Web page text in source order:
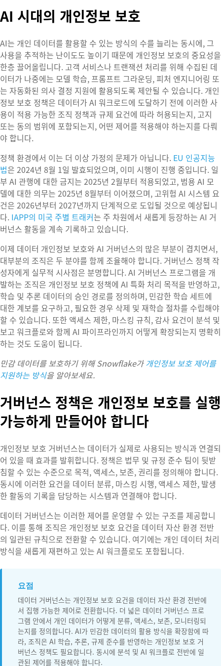
AI 시대의 개인정보 보호
AI는 개인 데이터를 활용할 수 있는 방식의 수를 늘리는 동시에, 그
사용을 추적하는 난이도도 높이기 때문에 개인정보 보호의 중요성을
한층 끌어올립니다. 고객 서비스나 트랜잭션 처리를 위해 수집된 데
이터가 나중에는 모델 학습, 프롬프트 그라운딩, 피처 엔지니어링 또
는 자동화된 의사 결정 지원에 활용되도록 제안될 수 있습니다. 개인
정보 보호 정책은 데이터가 AI 워크로드에 도달하기 전에 이러한 사
용이 적용 가능한 조직 정책과 규제 요건에 따라 허용되는지, 고지
또는 동의 범위에 포함되는지, 어떤 제어를 적용해야 하는지를 다뤄
야 합니다.
정책 환경에서 이는 더 이상 가정의 문제가 아닙니다. EU 인공지능
법은 2024년 8월 1일 발효되었으며, 이미 시행이 진행 중입니다. 일
부 AI 관행에 대한 금지는 2025년 2월부터 적용되었고, 범용 AI 모
델에 대한 의무는 2025년 8월부터 이어졌으며, 고위험 AI 시스템 요
건은 2026년부터 2027년까지 단계적으로 도입될 것으로 예상됩니
다. IAPP의 미국 주별 트래커는 주 차원에서 새롭게 등장하는 AI 거
버넌스 활동을 계속 기록하고 있습니다.
이제 데이터 개인정보 보호와 AI 거버넌스의 많은 부분이 겹치면서,
대부분의 조직은 두 분야를 함께 조율해야 합니다. 거버넌스 정책 작
성자에게 실무적 시사점은 분명합니다. AI 거버넌스 프로그램을 개
발하는 조직은 개인정보 보호 정책에 AI 특화 처리 목적을 반영하고,
학습 및 추론 데이터의 승인 경로를 정의하며, 민감한 학습 세트에
대한 계보를 요구하고, 필요한 경우 삭제 및 재학습 절차를 수립해야
할 수 있습니다. 또한 액세스 제한, 마스킹 규칙, 감사 요건이 분석 및
보고 워크플로와 함께 AI 파이프라인까지 어떻게 확장되는지 명확히
하는 것도 도움이 됩니다.
민감 데이터를 보호하기 위해 Snowflake가개인정보 보호 제어를
지원하는 방식을 알아보세요.
거버넌스 정책은 개인정보 보호를 실행
가능하게 만들어야 합니다
개인정보 보호 거버넌스는 데이터가 실제로 사용되는 방식과 연결되
어 있을 때 효과를 발휘합니다. 정책은 법무 및 규정 준수 팀이 뒷받
침할 수 있는 수준으로 목적, 액세스, 보존, 권리를 정의해야 합니다.
동시에 이러한 요건을 데이터 분류, 마스킹 시행, 액세스 제한, 발생
한 활동의 기록을 담당하는 시스템과 연결해야 합니다.
데이터 거버넌스는 이러한 제어를 운영할 수 있는 구조를 제공합니
다. 이를 통해 조직은 개인정보 보호 요건을 데이터 자산 환경 전반
의 일관된 규칙으로 전환할 수 있습니다. 여기에는 개인 데이터 처리
방식을 새롭게 재편하고 있는 AI 워크플로도 포함됩니다.
요점
데이터 거버넌스는 개인정보 보호 요건을 데이터 자산 환경 전반에
서 집행 가능한 제어로 전환합니다. 더 넓은 데이터 거버넌스 프로
그램 안에서 개인 데이터가 어떻게 분류, 액세스, 보존, 모니터링되
는지를 정의합니다. AI가 민감한 데이터의 활용 방식을 확장함에 따
라, 조직은 AI 학습, 추론, 규제 준수를 반영하는 개인정보 보호 거
버넌스 정책도 필요합니다. 동시에 분석 및 AI 워크플로 전반에 일
관된 제어를 적용해야 합니다.